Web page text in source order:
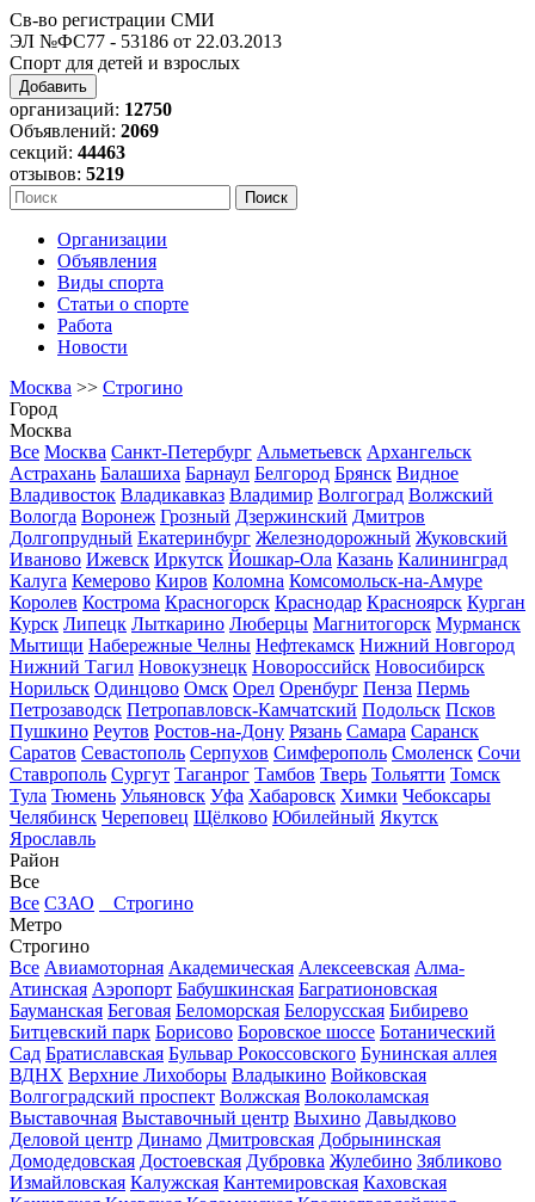
Св-во регистрации СМИ
ЭЛ №ФС77 - 53186 от 22.03.2013
Спорт для детей и взрослых
Добавить
организаций: 12750
Объявлений: 2069
секций: 44463
отзывов: 5219
Организации
Объявления
Виды спорта
Статьи о спорте
Работа
Новости
Москва >> Строгино
Город
Москва
Все Москва Санкт-Петербург Альметьевск Архангельск
Астрахань Балашиха Барнаул Белгород Брянск Видное
Владивосток Владикавказ Владимир Волгоград Волжский
Вологда Воронеж Грозный Дзержинский Дмитров
Долгопрудный Екатеринбург Железнодорожный Жуковский
Иваново Ижевск Иркутск Йошкар-Ола Казань Калининград
Калуга Кемерово Киров Коломна Комсомольск-на-Амуре
Королев Кострома Красногорск Краснодар Красноярск Курган
Курск Липецк Лыткарино Люберцы Магнитогорск Мурманск
Мытищи Набережные Челны Нефтекамск Нижний Новгород
Нижний Тагил Новокузнецк Новороссийск Новосибирск
Норильск Одинцово Омск Орел Оренбург Пенза Пермь
Петрозаводск Петропавловск-Камчатский Подольск Псков
Пушкино Реутов Ростов-на-Дону Рязань Самара Саранск
Саратов Севастополь Серпухов Симферополь Смоленск Сочи
Ставрополь Сургут Таганрог Тамбов Тверь Тольятти Томск
Тула Тюмень Ульяновск Уфа Хабаровск Химки Чебоксары
Челябинск Череповец Щёлково Юбилейный Якутск
Ярославль
Район
Все
Все СЗАО
Строгино
Метро
Строгино
Все Авиамоторная Академическая Алексеевская Алма-
Атинская Аэропорт Бабушкинская Багратионовская
Бауманская Беговая Беломорская Белорусская Бибирево
Битцевский парк Борисово Боровское шоссе Ботанический
Сад Братиславская Бульвар Рокоссовского Бунинская аллея
ВДНХ Верхние Лихоборы Владыкино Войковская
Волгоградский проспект Волжская Волоколамская
Выставочная Выставочный центр Выхино Давыдково
Деловой центр Динамо Дмитровская Добрынинская
Домодедовская Достоевская Дубровка Жулебино Зябликово
Измайловская Калужская Кантемировская Каховская